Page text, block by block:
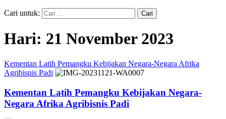
Cari untuk:
Hari: 21 November 2023
Kementan Latih Pemangku Kebijakan Negara-Negara Afrika
Agribisnis Padi
Kementan Latih Pemangku Kebijakan Negara-
Negara Afrika Agribisnis Padi